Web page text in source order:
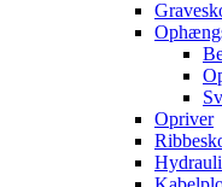
Opriver